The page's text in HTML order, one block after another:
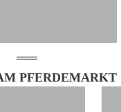
PFERDEMARKT